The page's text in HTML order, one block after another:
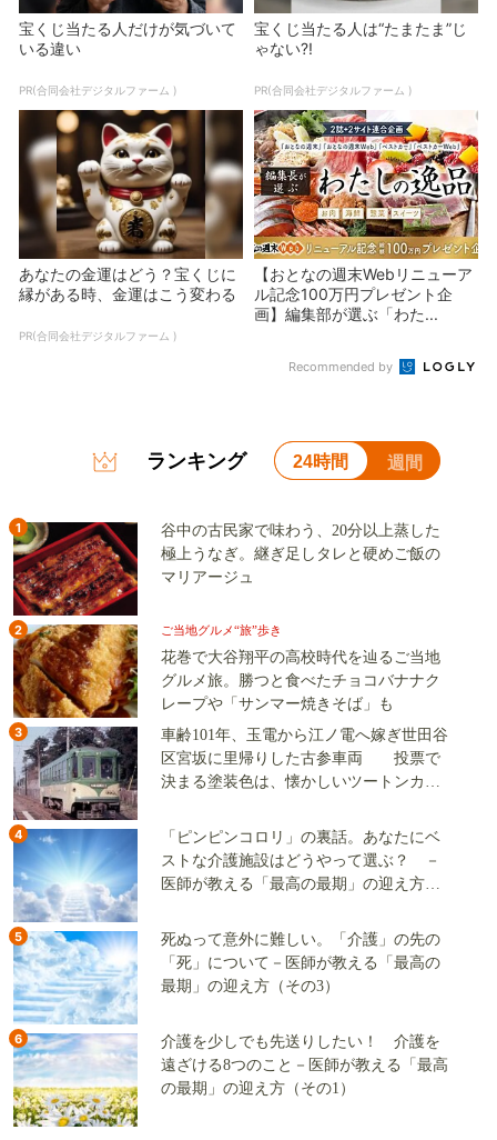
宝くじ当たる人だけが気づいて
いる違い
PR(合同会社デジタルファーム )
宝くじ当たる人は“たまたま”じ
ゃない?!
PR(合同会社デジタルファーム )
あなたの金運はどう？宝くじに
縁がある時、金運はこう変わる
PR(合同会社デジタルファーム )
【おとなの週末Webリニューア
ル記念100万円プレゼント企
画】編集部が選ぶ「わた...
Recommended by
ランキング 24時間 週間
1
谷中の古民家で味わう、20分以上蒸した
極上うなぎ。継ぎ足しタレと硬めご飯の
マリアージュ
2 ご当地グルメ“旅”歩き
花巻で大谷翔平の高校時代を辿るご当地
グルメ旅。勝つと食べたチョコバナナク
レープや「サンマー焼きそば」も
3
車齢101年、玉電から江ノ電へ嫁ぎ世田谷
区宮坂に里帰りした古参車両 投票で
決まる塗装色は、懐かしいツートンカラ
4
「ピンピンコロリ」の裏話。あなたにベ
ストな介護施設はどうやって選ぶ？ －
医師が教える「最高の最期」の迎え方
5
死ぬって意外に難しい。「介護」の先の
「死」について－医師が教える「最高の
最期」の迎え方（その3）
6
介護を少しでも先送りしたい！ 介護を
遠ざける8つのこと－医師が教える「最高
の最期」の迎え方（その1）